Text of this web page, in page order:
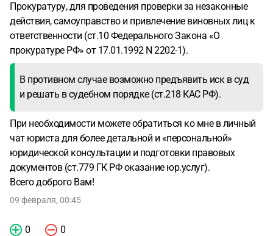
Прокуратуру, для проведения проверки за незаконные
действия, самоуправство и привлечение виновных лиц к
ответственности (ст.10 Федерального Закона «О
прокуратуре РФ» от 17.01.1992 N 2202-1).
В противном случае возможно предъявить иск в суд
и решать в судебном порядке (ст.218 КАС РФ).
При необходимости можете обратиться ко мне в личный
чат юриста для более детальной и «персональной»
юридической консультации и подготовки правовых
документов (ст.779 ГК РФ оказание юр.услуг).
Всего доброго Вам!
09 февраля, 00:45
0 0